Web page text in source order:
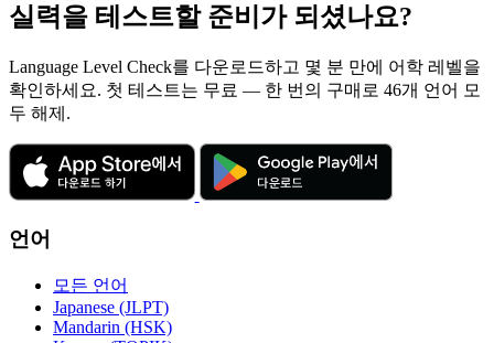
실력을 테스트할 준비가 되셨나요?
Language Level Check를 다운로드하고 몇 분 만에 어학 레벨을
확인하세요. 첫 테스트는 무료 — 한 번의 구매로 46개 언어 모
두 해제.
언어
모든 언어
Japanese (JLPT)
Mandarin (HSK)